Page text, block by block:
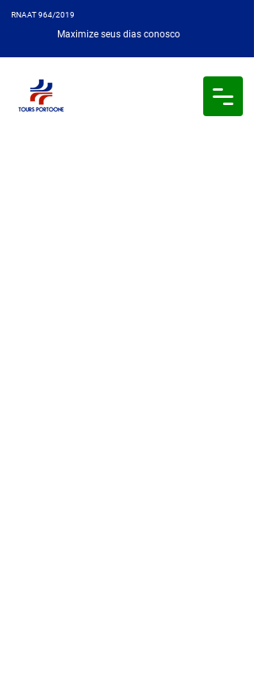
RNAAT 964/2019
Maximize seus dias conosco